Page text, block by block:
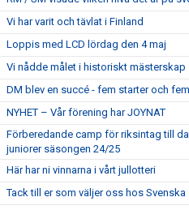
Vi har varit och tävlat i Finland
Loppis med LCD lördag den 4 maj
Vi nådde målet i historiskt mästerskap
DM blev en succé - fem starter och
NYHET – Vår förening har JOYNAT
Förberedande camp för riksintag till
juniorer säsongen 24/25
Här har ni vinnarna i vårt jullotteri
Tack till er som väljer oss hos Svenska